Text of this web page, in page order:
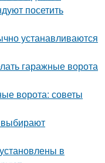
посетить
устанавливаются
гаражные ворота
ворота: советы
в